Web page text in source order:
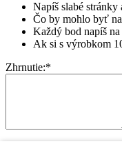
Napíš slabé
Čo by mohlo byť
Každý bod napíš
Ak si s výrobkom
Zhrnutie:*